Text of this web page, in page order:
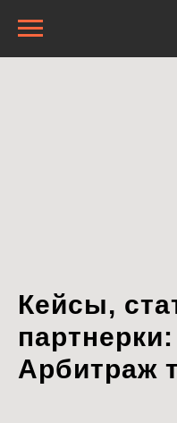
Кейсы,
партнерки:
Арбитраж